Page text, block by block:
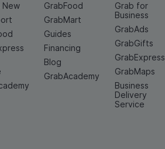
New
GrabFood
GrabMart
Guides
Financing
Blog
GrabAcademy
Grab for
Business
GrabAds
GrabGifts
GrabExpress
GrabMaps
Business
Delivery
Service